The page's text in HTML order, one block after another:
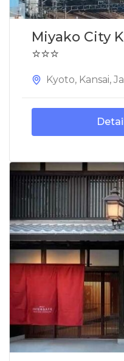
Miyako City
⭐⭐⭐
Kyoto, Kansai,